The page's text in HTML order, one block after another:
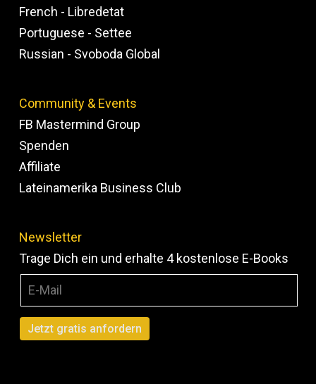
French - Libredetat
Portuguese - Settee
Russian - Svoboda Global
Community & Events
FB Mastermind Group
Spenden
Affiliate
Lateinamerika Business Club
Newsletter
Trage Dich ein und erhalte 4 kostenlose E-Books